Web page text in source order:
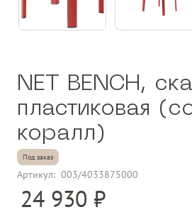
NET BENCH,
пластиковая
коралл)
Под заказ
Артикул: 003/4033875000
24 930